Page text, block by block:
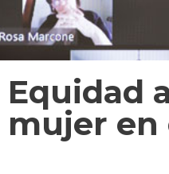
Equidad
mujer en